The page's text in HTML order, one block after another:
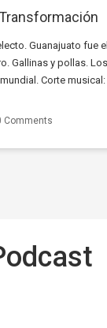
Guanajuato fue
Gallinas y pollas.
Corte
Comments